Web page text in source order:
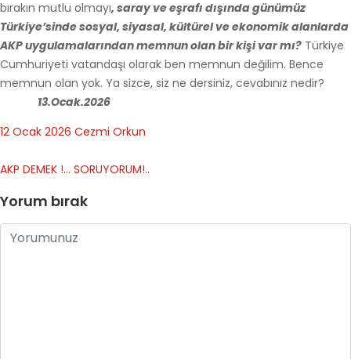
bırakın mutlu olmayı, saray ve eşrafı dışında günümüz
Türkiye’sinde sosyal, siyasal, kültürel ve ekonomik alanlarda
AKP uygulamalarından memnun olan bir kişi var mı? Türkiye
Cumhuriyeti vatandaşı olarak ben memnun değilim. Bence
memnun olan yok. Ya sizce, siz ne dersiniz, cevabınız nedir?
13.Ocak.2026
12 Ocak 2026 Cezmi Orkun
AKP DEMEK !… SORUYORUM!..
Yorum bırak